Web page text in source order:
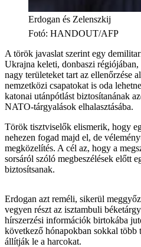
Erdogan és Zelenszkij
Fotó: HANDOUT/AFP
A török javaslat szerint egy
Ukrajna keleti, donbaszi
nagy területeket tart az ellenőrzése
nemzetközi csapatokat is oda
katonai utánpótlást biztosítanának
NATO-tárgyalások elhalasztásába.
Török tisztviselők elismerik, hogy
nehezen fogad majd el, de
megközelítés. A cél az, hogy a
sorsáról szóló megbeszélések előtt
biztosítsanak.
Erdogan azt reméli, sikerül
vegyen részt az isztambuli
hírszerzési információk birtokába
következő hónapokban sokkal több
állítják le a harcokat.